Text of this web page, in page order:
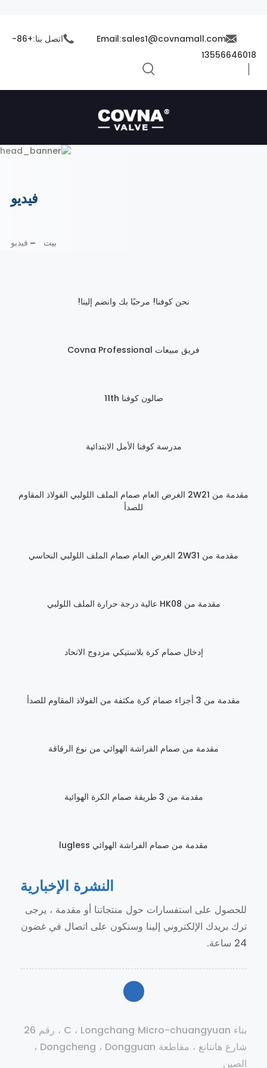
Email:sales1@covnamall.com
اتصل بنا:+86-
13556646018
فيديو
بيت فيديو
نحن كوفنا! مرحبًا بك وانضم إلينا!
فريق مبيعات Covna Professional
صالون كوفنا 11th
مدرسة كوفنا الأمل الابتدائية
مقدمة من 2W21 الغرض العام صمام الملف اللولبي الفولاذ المقاوم
للصدأ
مقدمة من 2W31 الغرض العام صمام الملف اللولبي النحاسي
مقدمة من HK08 عالية درجة حرارة الملف اللولبي
إدخال صمام كرة بلاستيكي مزدوج الاتحاد
مقدمة من 3 أجزاء صمام كرة مكثفة من الفولاذ المقاوم للصدأ
مقدمة من صمام الفراشة الهوائي من نوع الرقاقة
مقدمة من 3 طريقة صمام الكرة الهوائية
مقدمة من صمام الفراشة الهوائي lugless
النشرة الإخبارية
للحصول على استفسارات حول منتجاتنا أو مقدمة ، يرجى
ترك بريدك الإلكتروني إلينا وسنكون على اتصال في غضون
24 ساعة.
بناء C ، Longchang Micro-chuangyuan ، رقم 26
شارع هانتانغ ، مقاطعة Dongcheng ، Dongguan ،
الصين